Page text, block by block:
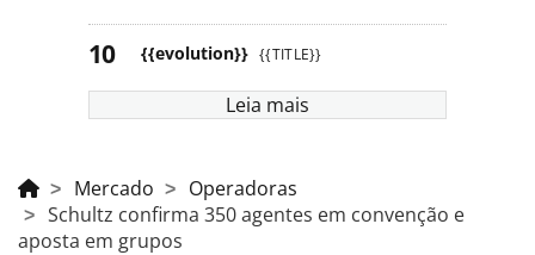
{{evolution}} {{TITLE}}
Leia mais
Mercado
Operadoras
Schultz confirma 350 agentes em convenção e
aposta em grupos